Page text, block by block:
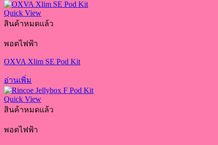
Quick View
สินค้าหมดแล้ว
พอตไฟฟ้า
OXVA Xlim SE Pod Kit
อ่านเพิ่ม
Quick View
สินค้าหมดแล้ว
พอตไฟฟ้า